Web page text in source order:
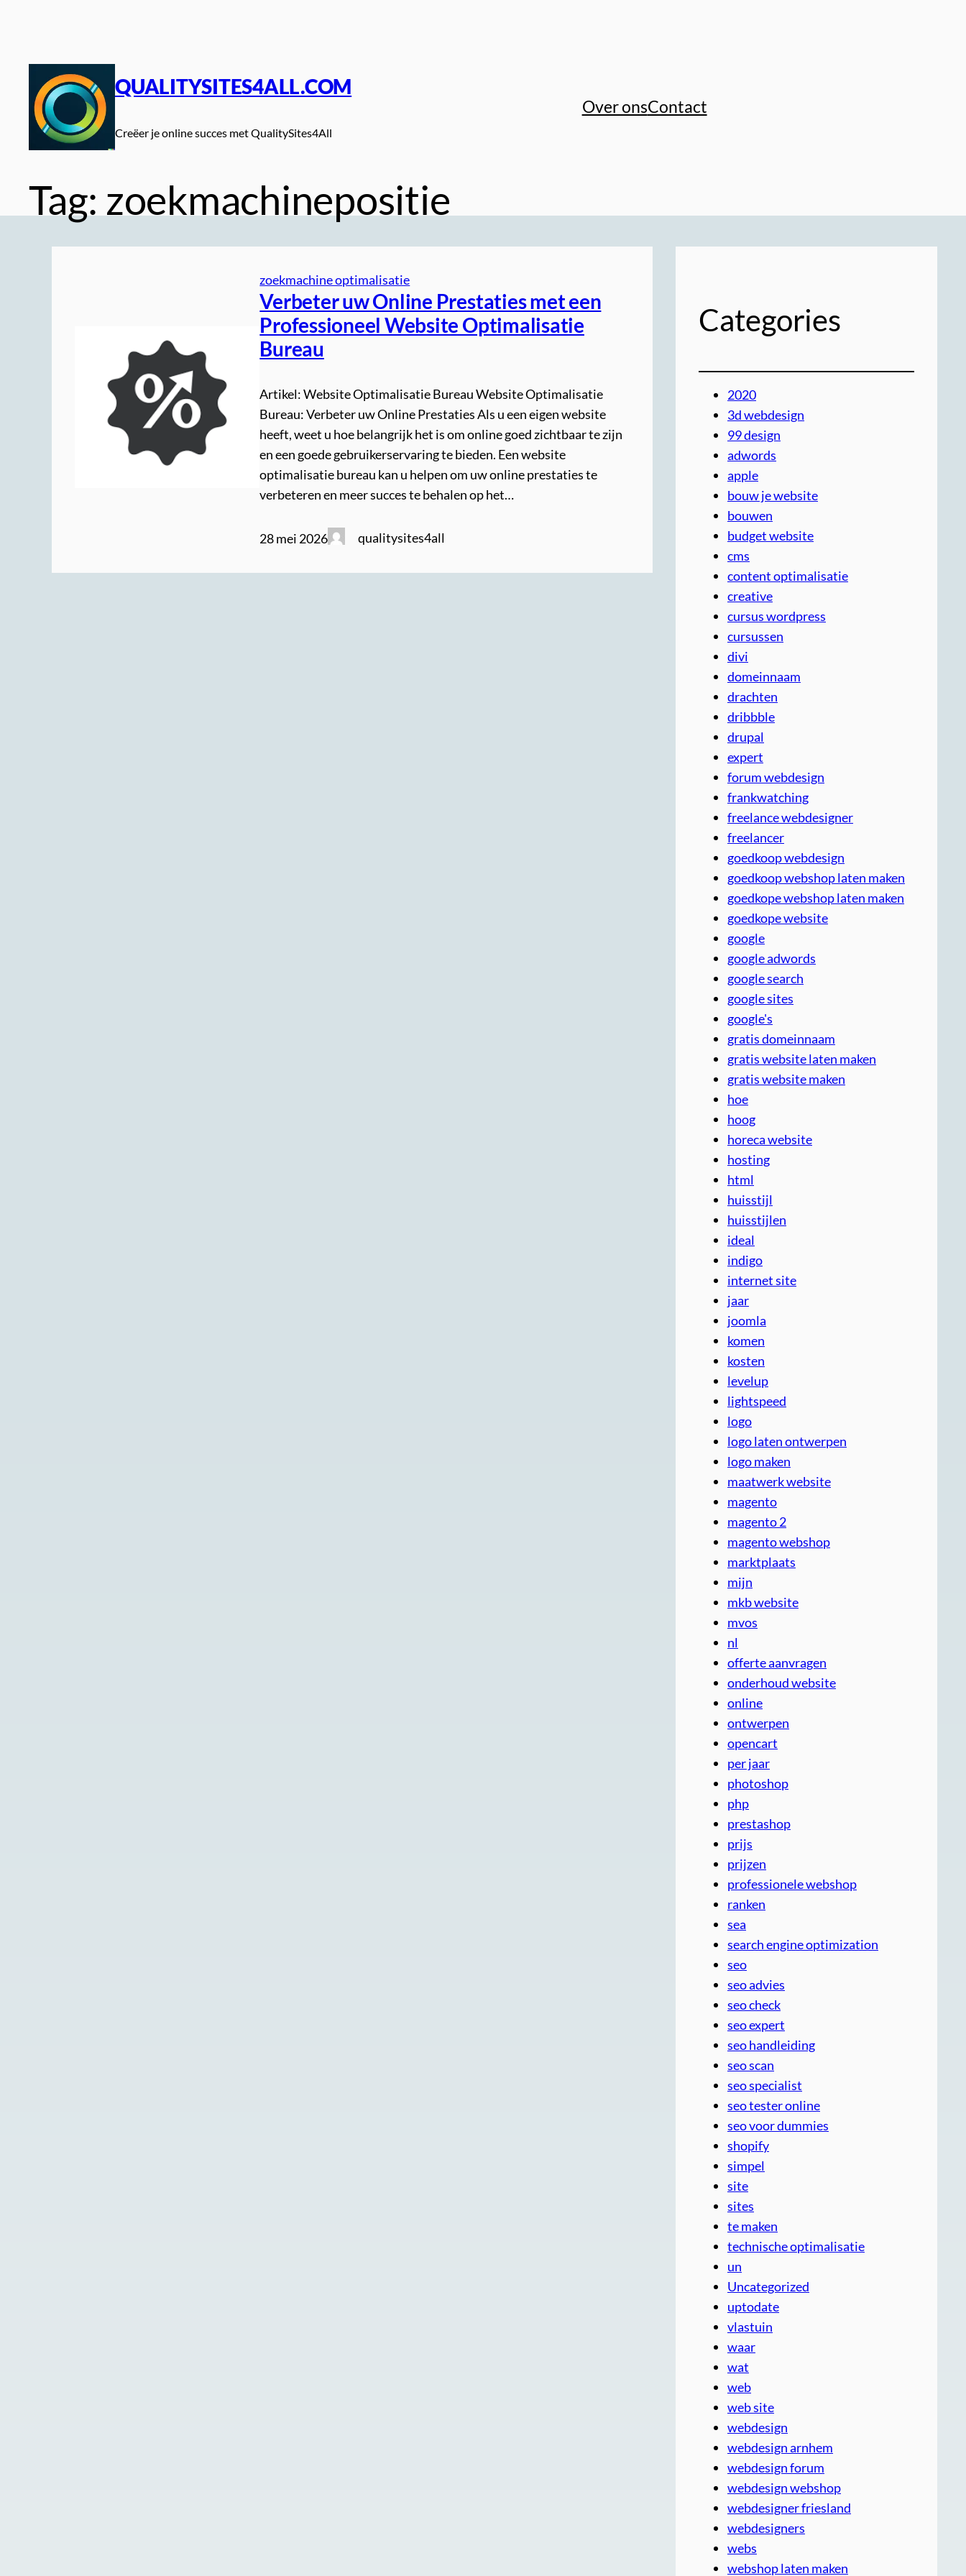
QUALITYSITES4ALL.COM
Creëer je online succes met QualitySites4All
Over onsContact
Tag: zoekmachinepositie
zoekmachine optimalisatie
Verbeter uw Online Prestaties met een
Professioneel Website Optimalisatie
Bureau
Artikel: Website Optimalisatie Bureau Website Optimalisatie
Bureau: Verbeter uw Online Prestaties Als u een eigen website
heeft, weet u hoe belangrijk het is om online goed zichtbaar te zijn
en een goede gebruikerservaring te bieden. Een website
optimalisatie bureau kan u helpen om uw online prestaties te
verbeteren en meer succes te behalen op het…
28 mei 2026 qualitysites4all
Categories
2020
3d webdesign
99 design
adwords
apple
bouw je website
bouwen
budget website
cms
content optimalisatie
creative
cursus wordpress
cursussen
divi
domeinnaam
drachten
dribbble
drupal
expert
forum webdesign
frankwatching
freelance webdesigner
freelancer
goedkoop webdesign
goedkoop webshop laten maken
goedkope webshop laten maken
goedkope website
google
google adwords
google search
google sites
google's
gratis domeinnaam
gratis website laten maken
gratis website maken
hoe
hoog
horeca website
hosting
html
huisstijl
huisstijlen
ideal
indigo
internet site
jaar
joomla
komen
kosten
levelup
lightspeed
logo
logo laten ontwerpen
logo maken
maatwerk website
magento
magento 2
magento webshop
marktplaats
mijn
mkb website
mvos
nl
offerte aanvragen
onderhoud website
online
ontwerpen
opencart
per jaar
photoshop
php
prestashop
prijs
prijzen
professionele webshop
ranken
sea
search engine optimization
seo
seo advies
seo check
seo expert
seo handleiding
seo scan
seo specialist
seo tester online
seo voor dummies
shopify
simpel
site
sites
te maken
technische optimalisatie
un
Uncategorized
uptodate
vlastuin
waar
wat
web
web site
webdesign
webdesign arnhem
webdesign forum
webdesign webshop
webdesigner friesland
webdesigners
webs
webshop laten maken